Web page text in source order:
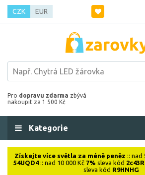
CZK EUR
Pro dopravu zdarma zbývá
nakoupit za 1 500 Kč
Kategorie
Získejte více světla za méně peněz :: nad
54UQD4:: nad 10 000 Kč 7% sleva kód
sleva kód R9HNHG